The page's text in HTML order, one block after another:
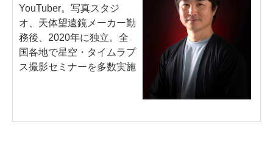
YouTuber。写真スタジ
オ、天体望遠鏡メーカー勤
務後、2020年に独立。全
国各地で星空・タイムラプ
ス撮影セミナーを多数実施